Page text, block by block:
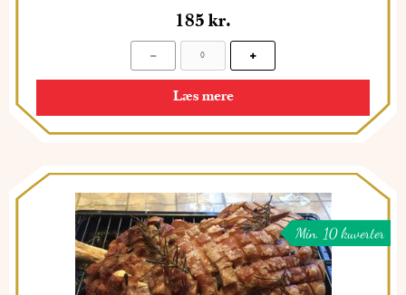
185 kr.
Læs mere
Min. 10 kuverter